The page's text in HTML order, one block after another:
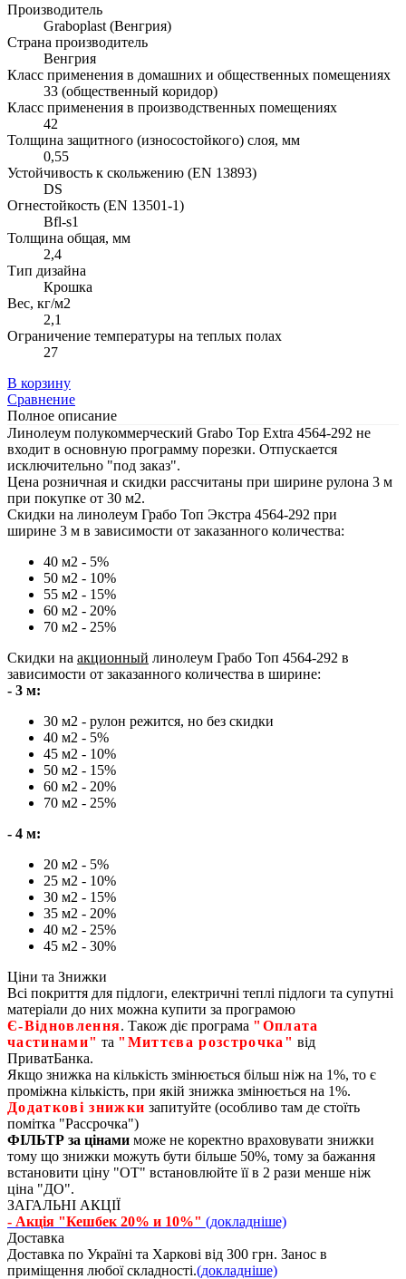
Производитель
Graboplast (Венгрия)
Страна производитель
Венгрия
Класс применения в домашних и общественных помещениях
33 (общественный коридор)
Класс применения в производственных помещениях
42
Толщина защитного (износостойкого) слоя, мм
0,55
Устойчивость к скольжению (EN 13893)
DS
Огнестойкость (EN 13501-1)
Bfl-s1
Толщина общая, мм
2,4
Тип дизайна
Крошка
Вес, кг/м2
2,1
Ограничение температуры на теплых полах
27
В корзину
Сравнение
Полное описание
Линолеум полукоммерческий Grabo Top Extra 4564-292 не
входит в основную программу порезки. Отпускается
исключительно "под заказ".
Цена розничная и скидки рассчитаны при ширине рулона 3 м
при покупке от 30 м2.
Скидки на линолеум Грабо Топ Экстра 4564-292 при
ширине 3 м в зависимости от заказанного количества:
40 м2 - 5%
50 м2 - 10%
55 м2 - 15%
60 м2 - 20%
70 м2 - 25%
Скидки на акционный линолеум Грабо Топ 4564-292 в
зависимости от заказанного количества в ширине:
- 3 м:
30 м2 - рулон режится, но без скидки
40 м2 - 5%
45 м2 - 10%
50 м2 - 15%
60 м2 - 20%
70 м2 - 25%
- 4 м:
20 м2 - 5%
25 м2 - 10%
30 м2 - 15%
35 м2 - 20%
40 м2 - 25%
45 м2 - 30%
Ціни та Знижки
Всі покриття для підлоги, електричні теплі підлоги та супутні
матеріали до них можна купити за програмою
Є‑Відновлення. Також діє програма "Оплата
частинами" та "Миттєва розстрочка" від
ПриватБанка.
Якщо знижка на кількість змінюється більш ніж на 1%, то є
проміжна кількість, при якій знижка змінюється на 1%.
Додаткові знижки запитуйте (особливо там де стоїть
помітка "Рассрочка")
ФІЛЬТР за цінами може не коректно враховувати знижки
тому що знижки можуть бути більше 50%, тому за бажання
встановити ціну "ОТ" встановлюйте її в 2 рази менше ніж
ціна "ДО".
ЗАГАЛЬНІ АКЦІЇ
- Акція "Кешбек 20% и 10%" (докладніше)
Доставка
Доставка по Україні та Харкові від 300 грн. Занос в
приміщення любої складності.(докладніше)